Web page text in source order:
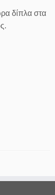
δίπλα στα